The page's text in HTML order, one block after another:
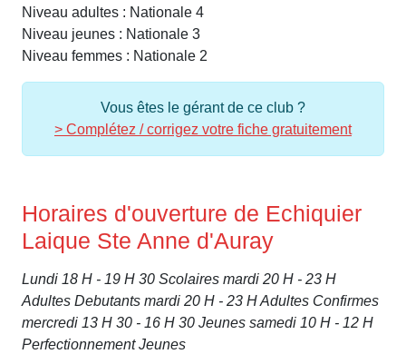
Niveau adultes : Nationale 4
Niveau jeunes : Nationale 3
Niveau femmes : Nationale 2
Vous êtes le gérant de ce club ?
> Complétez / corrigez votre fiche gratuitement
Horaires d'ouverture de Echiquier
Laique Ste Anne d'Auray
Lundi 18 H - 19 H 30 Scolaires mardi 20 H - 23 H
Adultes Debutants mardi 20 H - 23 H Adultes Confirmes
mercredi 13 H 30 - 16 H 30 Jeunes samedi 10 H - 12 H
Perfectionnement Jeunes